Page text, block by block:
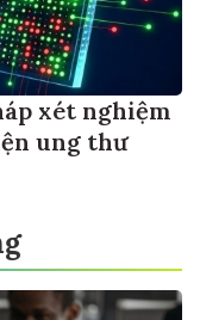
xét nghiệm
ung thư